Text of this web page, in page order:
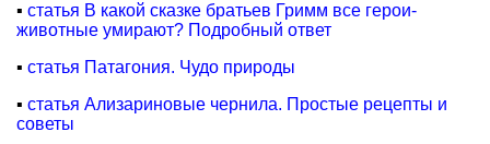
▪ статья В какой сказке братьев Гримм все герои-
животные умирают? Подробный ответ
▪ статья Патагония. Чудо природы
▪ статья Ализариновые чернила. Простые рецепты и
советы